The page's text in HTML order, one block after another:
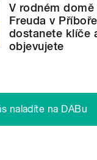
V rodném domě
Freuda v Příboře
dostanete klíče
objevujete
naladíte na DABu